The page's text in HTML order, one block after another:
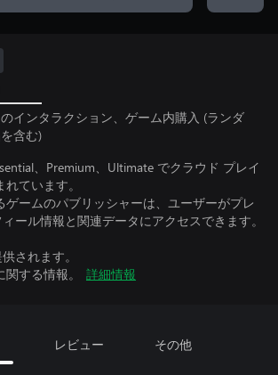
インタラクション、ゲーム内購入 (ランダ
含む)
、Premium、Ultimate でクラウド プレイ
ています。
ゲームのパブリッシャーは、ユーザーがプレ
ール情報と関連データにアクセスできます。
されます。
する情報。
詳細情報
レビュー その他